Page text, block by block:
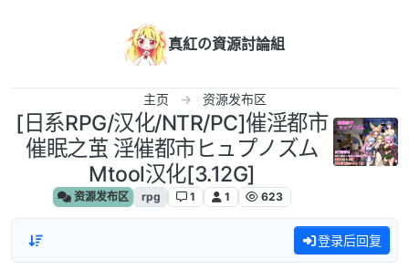
真紅の資源討論組
主页 资源发布区
[日系RPG/汉化/NTR/PC]催淫都市
催眠之茧 淫催都市ヒュプノズム
Mtool汉化[3.12G]
资源发布区 rpg 1 1 623
登录后回复